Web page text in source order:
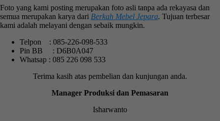
Foto yang kami posting merupakan foto asli tanpa ada rekayasa dan
semua merupakan karya dari Berkah Mebel Jepara. Tujuan terbesar
kami adalah melayani dengan sebaik mungkin.
Telpon : 085-226-098-533
Pin BB : D6B0A047
Whatsap : 085 226 098 533
Terima kasih atas pembelian dan kunjungan anda.
Manager Produksi dan Pemasaran
Isharwanto